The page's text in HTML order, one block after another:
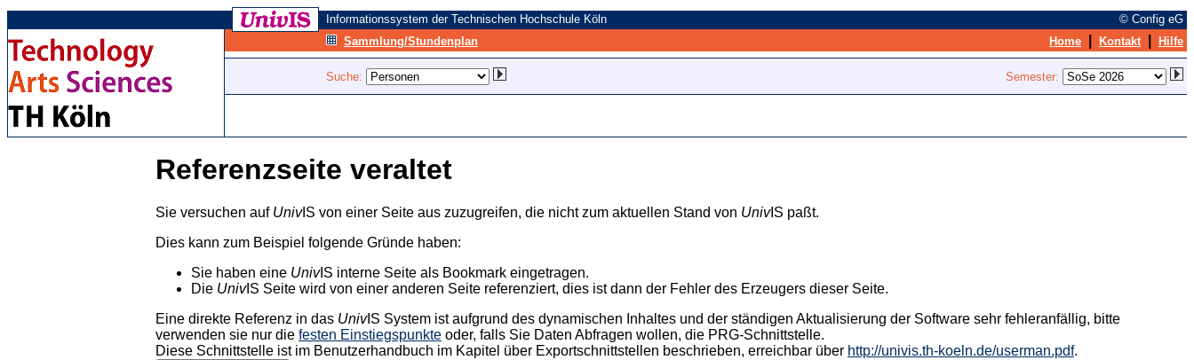
Informationssystem der Technischen Hochschule Köln
© Config eG
Sammlung/Stundenplan
Home Kontakt Hilfe
Suche: Semester:
Referenzseite veraltet
Sie versuchen auf UnivIS von einer Seite aus zuzugreifen, die nicht zum aktuellen Stand von UnivIS paßt.
Dies kann zum Beispiel folgende Gründe haben:
Sie haben eine UnivIS interne Seite als Bookmark eingetragen.
Die UnivIS Seite wird von einer anderen Seite referenziert, dies ist dann der Fehler des Erzeugers dieser Seite.
Eine direkte Referenz in das UnivIS System ist aufgrund des dynamischen Inhaltes und der ständigen Aktualisierung der Software sehr fehleranfällig, bitte
verwenden sie nur die festen Einstiegspunkte oder, falls Sie Daten Abfragen wollen, die PRG-Schnittstelle.
Diese Schnittstelle ist im Benutzerhandbuch im Kapitel über Exportschnittstellen beschrieben, erreichbar über http://univis.th-koeln.de/userman.pdf.